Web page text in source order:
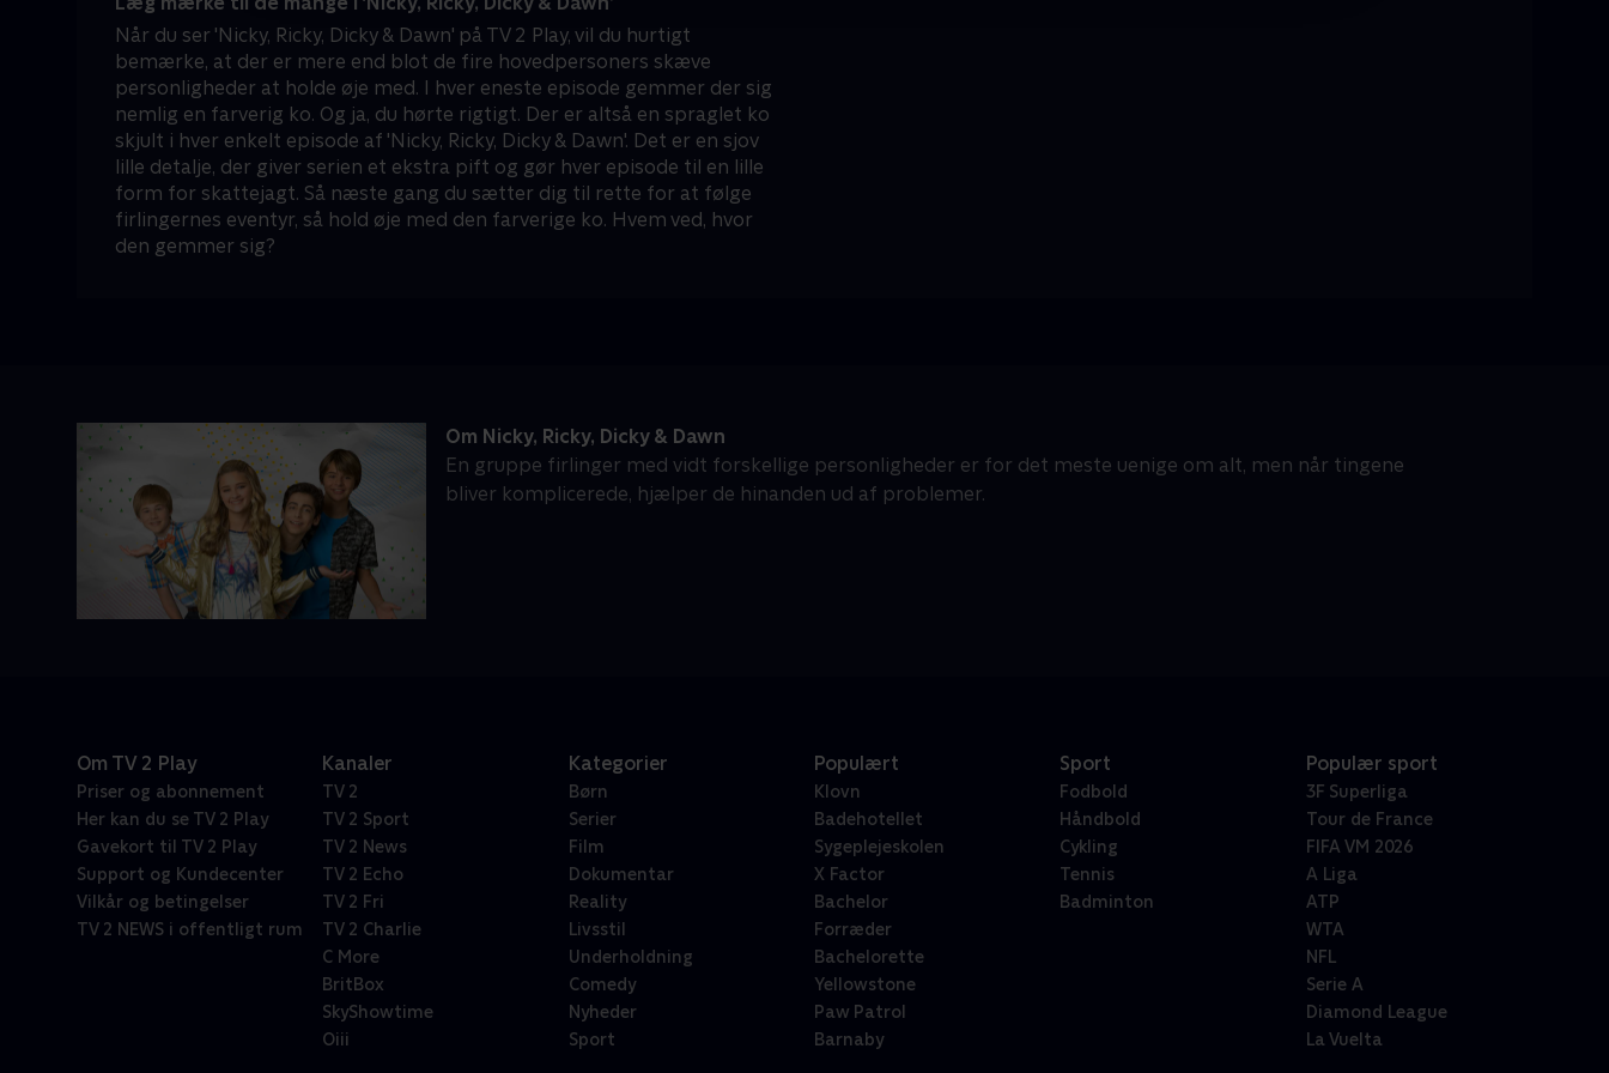
Når du ser 'Nicky, Ricky, Dicky & Dawn' på TV 2 Play, vil du hurtigt
bemærke, at der er mere end blot de fire hovedpersoners skæve
personligheder at holde øje med. I hver eneste episode gemmer der sig
nemlig en farverig ko. Og ja, du hørte rigtigt. Der er altså en spraglet ko
skjult i hver enkelt episode af 'Nicky, Ricky, Dicky & Dawn'. Det er en sjov
lille detalje, der giver serien et ekstra pift og gør hver episode til en lille
form for skattejagt. Så næste gang du sætter dig til rette for at følge
firlingernes eventyr, så hold øje med den farverige ko. Hvem ved, hvor
den gemmer sig?
Om Nicky, Ricky, Dicky & Dawn
En gruppe firlinger med vidt forskellige personligheder er for det meste uenige om alt, men når tingene
bliver komplicerede, hjælper de hinanden ud af problemer.
Om TV 2 Play
Priser og abonnement
Her kan du se TV 2 Play
Gavekort til TV 2 Play
Support og Kundecenter
Vilkår og betingelser
TV 2 NEWS i offentligt rum
Kanaler
TV 2
TV 2 Sport
TV 2 News
TV 2 Echo
TV 2 Fri
TV 2 Charlie
C More
BritBox
SkyShowtime
Oiii
Kategorier
Børn
Serier
Film
Dokumentar
Reality
Livsstil
Underholdning
Comedy
Nyheder
Sport
Populært
Klovn
Badehotellet
Sygeplejeskolen
X Factor
Bachelor
Forræder
Bachelorette
Yellowstone
Paw Patrol
Barnaby
Sport
Fodbold
Håndbold
Cykling
Tennis
Badminton
Populær sport
3F Superliga
Tour de France
FIFA VM 2026
A Liga
ATP
WTA
NFL
Serie A
Diamond League
La Vuelta